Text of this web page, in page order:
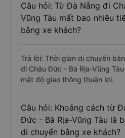
Câu hỏi: Từ Đà Nẵng đi
Vũng Tàu mất bao nhiêu
bằng xe khách?
Trả lời: Thời gian di chuyển
đi Châu Đức - Bà Rịa-Vũng
mật độ giao thông thuận lợi.
Câu hỏi: Khoảng cách từ
Đức - Bà Rịa-Vũng Tàu là
di chuyển bằng xe khách?